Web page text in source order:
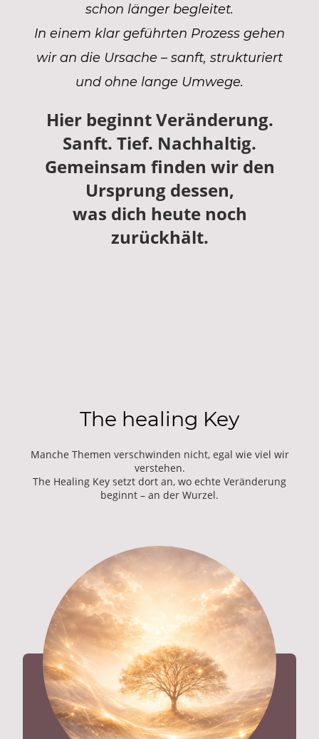
schon länger begleitet.
In einem klar geführten Prozess gehen
wir an die Ursache – sanft, strukturiert
und ohne lange Umwege.
Hier beginnt Veränderung.
Sanft. Tief. Nachhaltig.
Gemeinsam finden wir den
Ursprung dessen,
was dich heute noch
zurückhält.
The healing Key
Manche Themen verschwinden nicht, egal wie viel wir
verstehen.
The Healing Key setzt dort an, wo echte Veränderung
beginnt – an der Wurzel.